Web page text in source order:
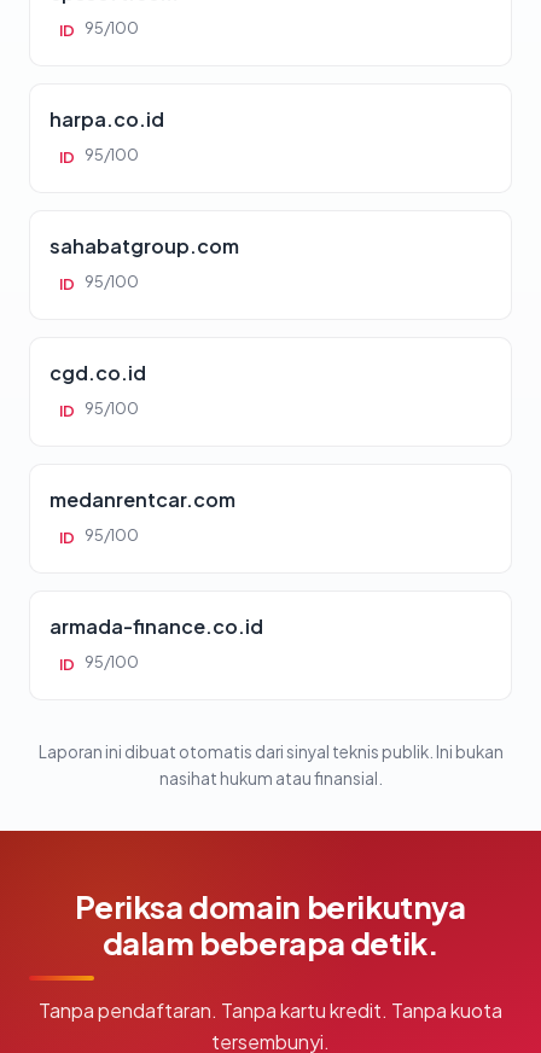
ID 95/100
harpa.co.id
ID 95/100
sahabatgroup.com
ID 95/100
cgd.co.id
ID 95/100
medanrentcar.com
ID 95/100
armada-finance.co.id
ID 95/100
Laporan ini dibuat otomatis dari sinyal teknis publik. Ini bukan
nasihat hukum atau finansial.
Periksa domain berikutnya
dalam beberapa detik.
Tanpa pendaftaran. Tanpa kartu kredit. Tanpa kuota
tersembunyi.